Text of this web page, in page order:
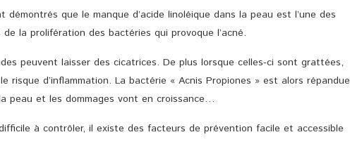
démontrés que le manque d’acide linoléique dans la peau est l’une des
de la prolifération des bactéries qui provoque l’acné.
peuvent laisser des cicatrices. De plus lorsque celles-ci sont grattées,
risque d’inflammation. La bactérie « Acnis Propiones » est alors répandue
peau et les dommages vont en croissance…
à contrôler, il existe des facteurs de prévention facile et accessible